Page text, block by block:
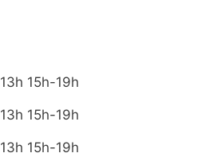
15h-19h
15h-19h
15h-19h